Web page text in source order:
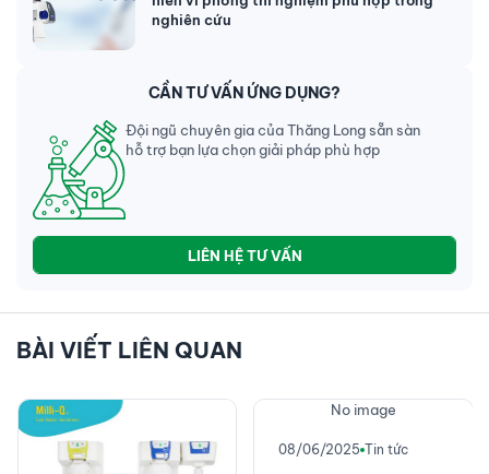
nghiên cứu
CẦN TƯ VẤN ỨNG DỤNG?
Đội ngũ chuyên gia của Thăng Long sẵn sàn
hỗ trợ bạn lựa chọn giải pháp phù hợp
LIÊN HỆ TƯ VẤN
BÀI VIẾT LIÊN QUAN
No image
08/06/2025 Tin tức